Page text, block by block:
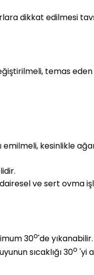
dikkat edilmesi
temas
kesinlikle
ve sert ovma
30o'de
sıcaklığı 30o 'yi